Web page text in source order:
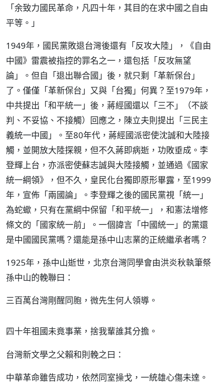
「余致力國民革命，凡四十年，其目的在求中國之自由
平等。」
1949年，國民黨敗退台灣後還有「反攻大陸」，《自由
中國》雷震被指控的罪名之一，還包括「反攻無望
論」。但自「退出聯合國」後，就只剩「革新保台」
了。僅僅「革新保台」又與「台獨」何異？至1979年，
中共提出「和平統一」後，蔣經國還以「三不」（不談
判、不妥協、不接觸）回應之，陳立夫則提出「三民主
義統一中國」。至80年代，蔣經國派密使沈誠和大陸接
觸，並開放大陸探親，但不久蔣即病逝，功敗垂成。李
登輝上台，亦派密使蘇志誠與大陸接觸，並通過《國家
統一綱領》，但不久，皇民化台獨即原形畢露，至1999
年，宣佈「兩國論」。李登輝之後的國民黨視「統一」
為蛇蠍，只有在黨綱中保留「和平統一」，和憲法增修
條文的「國家統一前」。一個諱言「中國統一」的黨還
是中國國民黨嗎？還能是孫中山志業的正統繼承者嗎？
1925年，孫中山逝世，北京台灣同學會由洪炎秋執筆祭
孫中山的輓聯曰：
三百萬台灣剛醒同胞，微先生何人領導。
四十年祖國未竟事業，捨我輩誰其分擔。
台灣新文學之父賴和則輓之曰：
中華革命雖告成功，依然同室操戈，一統雄心傷未達。